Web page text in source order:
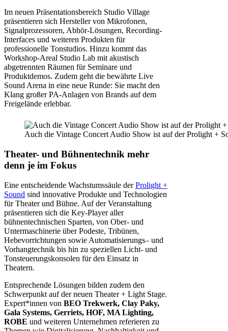
Im neuen Präsentationsbereich Studio Village
präsentieren sich Hersteller von Mikrofonen,
Signalprozessoren, Abhör-Lösungen, Recording-
Interfaces und weiteren Produkten für
professionelle Tonstudios. Hinzu kommt das
Workshop-Areal Studio Lab mit akustisch
abgetrennten Räumen für Seminare und
Produktdemos. Zudem geht die bewährte Live
Sound Arena in eine neue Runde: Sie macht den
Klang großer PA-Anlagen von Brands auf dem
Freigelände erlebbar.
Auch die Vintage Concert Audio Show ist auf der Prolight +
Theater- und Bühnentechnik mehr
denn je im Fokus
Eine entscheidende Wachstumssäule derProlight +
Sound sind innovative Produkte und Technologien
für Theater und Bühne. Auf der Veranstaltung
präsentieren sich die Key-Player aller
bühnentechnischen Sparten, von Ober- und
Untermaschinerie über Podeste, Tribünen,
Hebevorrichtungen sowie Automatisierungs– und
Vorhangtechnik bis hin zu speziellen Licht- und
Tonsteuerungskonsolen für den Einsatz in
Theatern.
Entsprechende Lösungen bilden zudem den
Schwerpunkt auf der neuen Theater + Light Stage.
Expert*innen von BEO Trekwerk, Clay Paky,
Gala Systems, Gerriets, HOF, MA Lighting,
ROBE und weiteren Unternehmen referieren zu